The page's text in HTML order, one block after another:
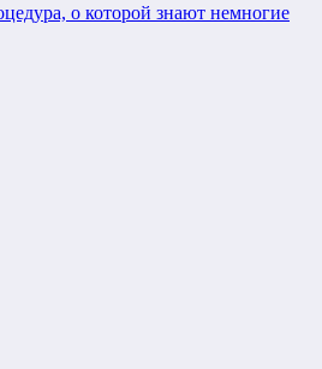
о которой знают немногие